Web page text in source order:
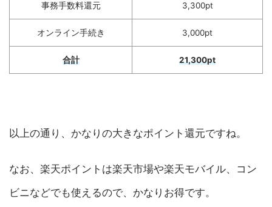
事務手数料還元 3,300pt
オンライン手続き 3,000pt
合計 21,300pt
以上の通り、かなりの大きなポイント還元ですね。
なお、楽天ポイントは楽天市場や楽天モバイル、コン
ビニなどでも使えるので、かなりお得です。